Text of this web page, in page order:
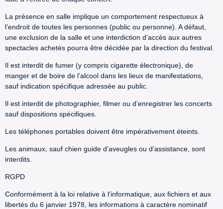
La présence en salle implique un comportement respectueux à
l’endroit de toutes les personnes (public ou personne). A défaut,
une exclusion de la salle et une interdiction d’accès aux autres
spectacles achetés pourra être décidée par la direction du festival.
Il est interdit de fumer (y compris cigarette électronique), de
manger et de boire de l’alcool dans les lieux de manifestations,
sauf indication spécifique adressée au public.
Il est interdit de photographier, filmer ou d’enregistrer les concerts
sauf dispositions spécifiques.
Les téléphones portables doivent être impérativement éteints.
Les animaux, sauf chien guide d'aveugles ou d’assistance, sont
interdits.
RGPD
Conformément à la loi relative à l'informatique, aux fichiers et aux
libertés du 6 janvier 1978, les informations à caractère nominatif